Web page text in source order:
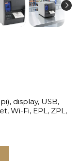
display, USB,
Wi-Fi, EPL, ZPL,